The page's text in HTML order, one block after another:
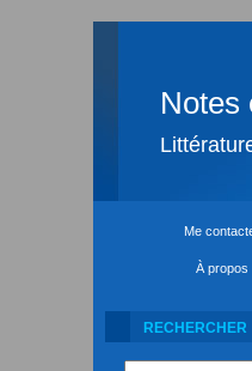
Notes
Me
À propos
RECHERCHER